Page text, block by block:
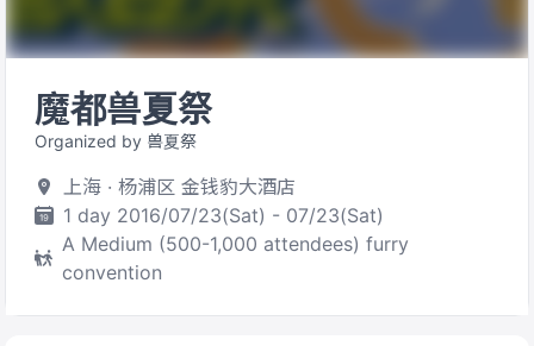
魔都兽夏祭
Organized by 兽夏祭
上海 · 杨浦区 金钱豹大酒店
1 day 2016/07/23(Sat) - 07/23(Sat)
A Medium (500-1,000 attendees) furry
convention